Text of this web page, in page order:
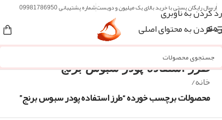
رد کردن به ناوبری
رد کردن به محتوای اصلی
ارسال رایگان پستی با خرید بالای یک میلیون و دویستشماره پشتیبانی 09981786950
منو
طرز استفاده پودر سبوس برنج
خانه/
محصولات برچسب خورده “طرز استفاده پودر سبوس برنج”